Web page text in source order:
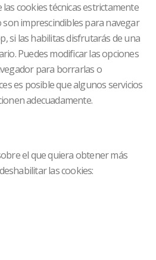
cookies técnicas estrictamente
son imprescindibles para navegar
si las habilitas disfrutarás de una
Puedes modificar las opciones
para borrarlas o
es posible que algunos servicios
adecuadamente.
el que quiera obtener más
las cookies: